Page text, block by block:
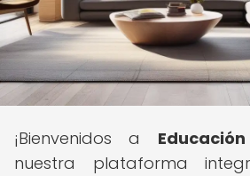
¡Bienvenidos a
nuestra plataforma